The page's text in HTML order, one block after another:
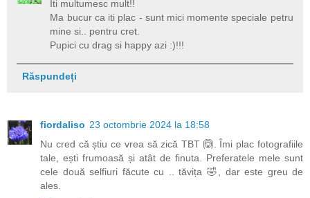
Iti multumesc mult!!
Ma bucur ca iti plac - sunt mici momente speciale petru
mine si.. pentru cret.
Pupici cu drag si happy azi :)!!!
Răspundeți
fiordaliso 23 octombrie 2024 la 18:58
Nu cred că știu ce vrea să zică TBT 🙆. Îmi plac fotografiile
tale, ești frumoasă și atât de finuta. Preferatele mele sunt
cele două selfiuri făcute cu .. tăvița 🤣, dar este greu de
ales.